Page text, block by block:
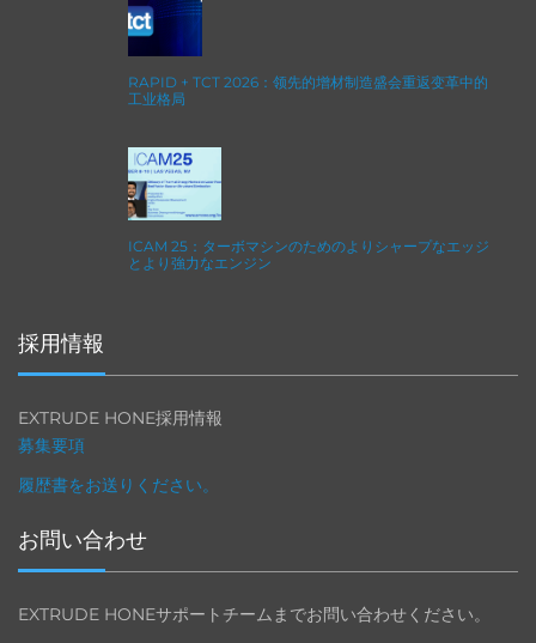
RAPID + TCT 2026：领先的增材制造盛会重返变革中的
工业格局
ICAM 25：ターボマシンのためのよりシャープなエッジ
とより強力なエンジン
採用情報
EXTRUDE HONE採用情報
募集要項
履歴書をお送りください。
お問い合わせ
EXTRUDE HONEサポートチームまでお問い合わせください。